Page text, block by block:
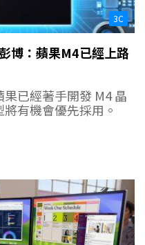
3C
博：蘋果M4已經上路
果已經著手開發 M4 晶
有機會優先採用。